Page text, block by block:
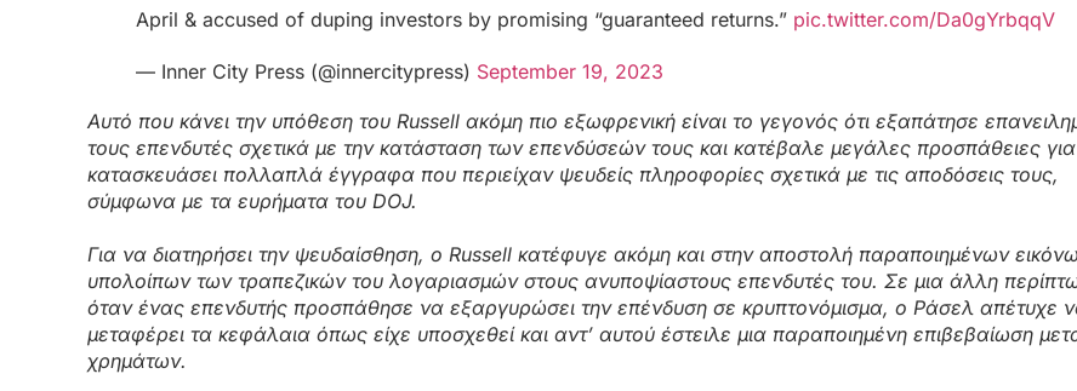
April & accused of duping investors by promising “guaranteed returns.” pic.twitter.com/Da0gYrbqqV
— Inner City Press (@innercitypress) September 19, 2023
Αυτό που κάνει την υπόθεση του Russell ακόμη πιο εξωφρενική είναι το γεγονός ότι εξαπάτησε
τους επενδυτές σχετικά με την κατάσταση των επενδύσεών τους και κατέβαλε μεγάλες προσπάθειες
κατασκευάσει πολλαπλά έγγραφα που περιείχαν ψευδείς πληροφορίες σχετικά με τις αποδόσεις τους,
σύμφωνα με τα ευρήματα του DOJ.
Για να διατηρήσει την ψευδαίσθηση, ο Russell κατέφυγε ακόμη και στην αποστολή παραποιημένων
υπολοίπων των τραπεζικών του λογαριασμών στους ανυποψίαστους επενδυτές του. Σε μια άλλη
όταν ένας επενδυτής προσπάθησε να εξαργυρώσει την επένδυση σε κρυπτονόμισμα, ο Ράσελ απέτυχε
μεταφέρει τα κεφάλαια όπως είχε υποσχεθεί και αντ’ αυτού έστειλε μια παραποιημένη επιβεβαίωση
χρημάτων.